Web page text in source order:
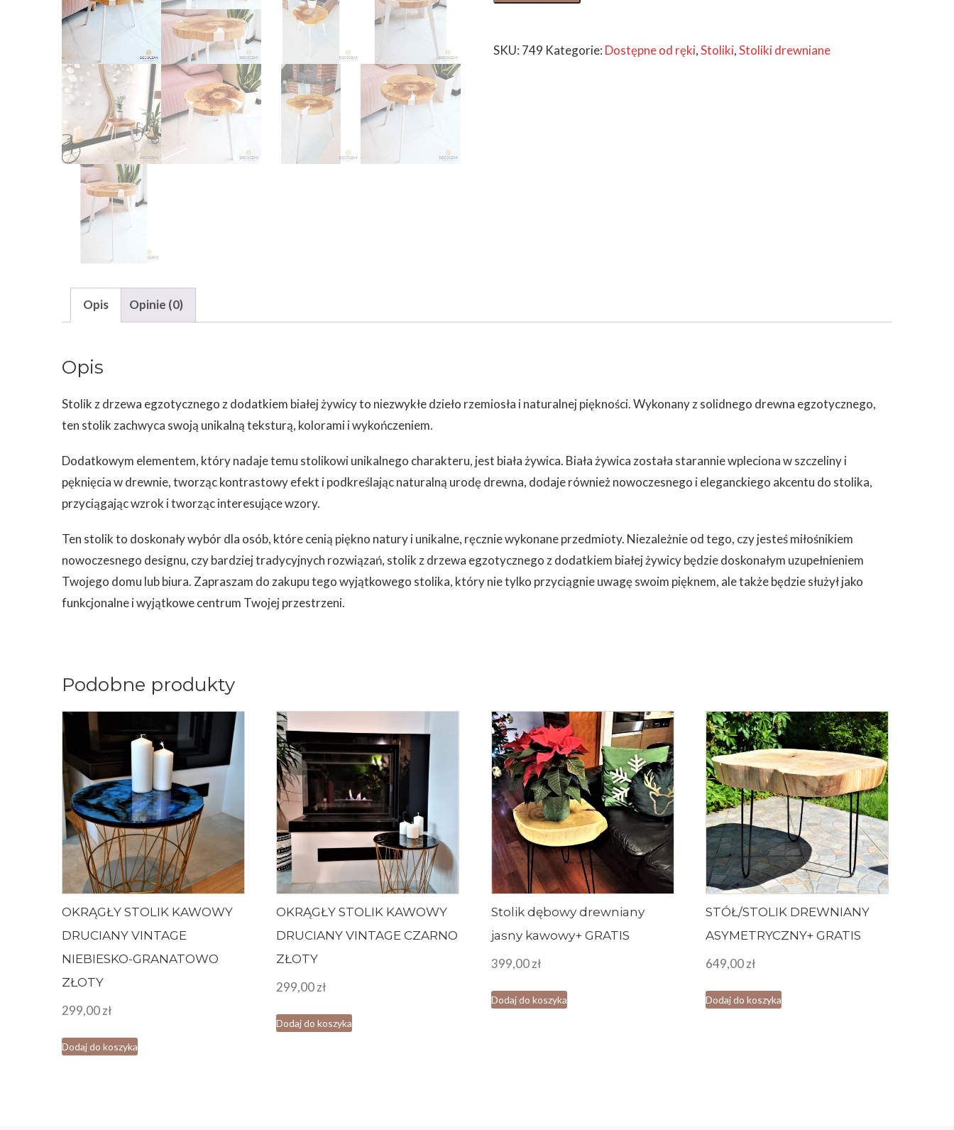
drewniany
SKU: 749 Kategorie: Dostępne od ręki,Stoliki,Stoliki drewniane
Opis Opinie (0)
Opis
Stolik z drzewa egzotycznego z dodatkiem białej żywicy to niezwykłe dzieło rzemiosła i naturalnej piękności. Wykonany z solidnego drewna egzotycznego,
ten stolik zachwyca swoją unikalną teksturą, kolorami i wykończeniem.
Dodatkowym elementem, który nadaje temu stolikowi unikalnego charakteru, jest biała żywica. Biała żywica została starannie wpleciona w szczeliny i
pęknięcia w drewnie, tworząc kontrastowy efekt i podkreślając naturalną urodę drewna, dodaje również nowoczesnego i eleganckiego akcentu do stolika,
przyciągając wzrok i tworząc interesujące wzory.
Ten stolik to doskonały wybór dla osób, które cenią piękno natury i unikalne, ręcznie wykonane przedmioty. Niezależnie od tego, czy jesteś miłośnikiem
nowoczesnego designu, czy bardziej tradycyjnych rozwiązań, stolik z drzewa egzotycznego z dodatkiem białej żywicy będzie doskonałym uzupełnieniem
Twojego domu lub biura. Zapraszam do zakupu tego wyjątkowego stolika, który nie tylko przyciągnie uwagę swoim pięknem, ale także będzie służył jako
funkcjonalne i wyjątkowe centrum Twojej przestrzeni.
Podobne produkty
OKRĄGŁY STOLIK KAWOWY
DRUCIANY VINTAGE
NIEBIESKO-GRANATOWO
ZŁOTY
299,00zł
Dodaj do koszyka
OKRĄGŁY STOLIK KAWOWY
DRUCIANY VINTAGE CZARNO
ZŁOTY
299,00zł
Dodaj do koszyka
Stolik dębowy drewniany
jasny kawowy+ GRATIS
399,00zł
Dodaj do koszyka
STÓŁ/STOLIK DREWNIANY
ASYMETRYCZNY+ GRATIS
649,00zł
Dodaj do koszyka